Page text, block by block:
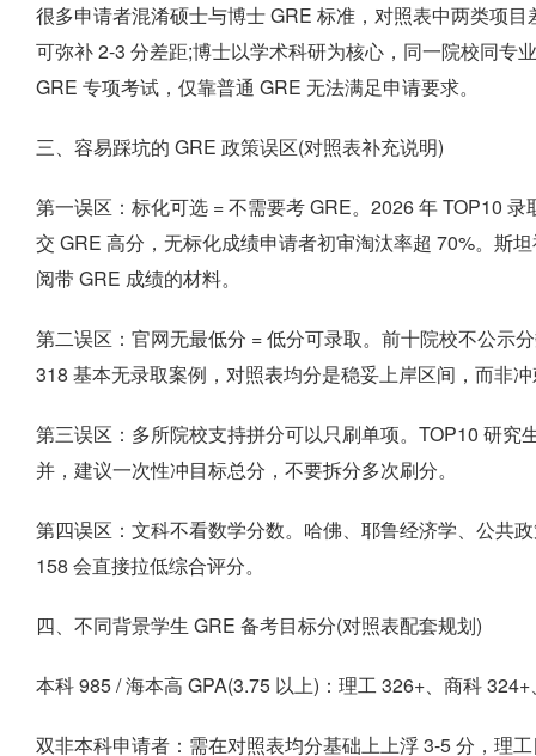
很多申请者混淆硕士与博士 GRE 标准，对照表中两类项
可弥补 2-3 分差距;博士以学术科研为核心，同一院校同专
GRE 专项考试，仅靠普通 GRE 无法满足申请要求。
三、容易踩坑的 GRE 政策误区(对照表补充说明)
第一误区：标化可选 = 不需要考 GRE。2026 年 TOP10
交 GRE 高分，无标化成绩申请者初审淘汰率超 70%。斯
阅带 GRE 成绩的材料。
第二误区：官网无最低分 = 低分可录取。前十院校不公示
318 基本无录取案例，对照表均分是稳妥上岸区间，而非
第三误区：多所院校支持拼分可以只刷单项。TOP10 研
并，建议一次性冲目标总分，不要拆分多次刷分。
第四误区：文科不看数学分数。哈佛、耶鲁经济学、公共
158 会直接拉低综合评分。
四、不同背景学生 GRE 备考目标分(对照表配套规划)
本科 985 / 海本高 GPA(3.75 以上)：理工 326+、商科
双非本科申请者：需在对照表均分基础上上浮 3-5 分，理